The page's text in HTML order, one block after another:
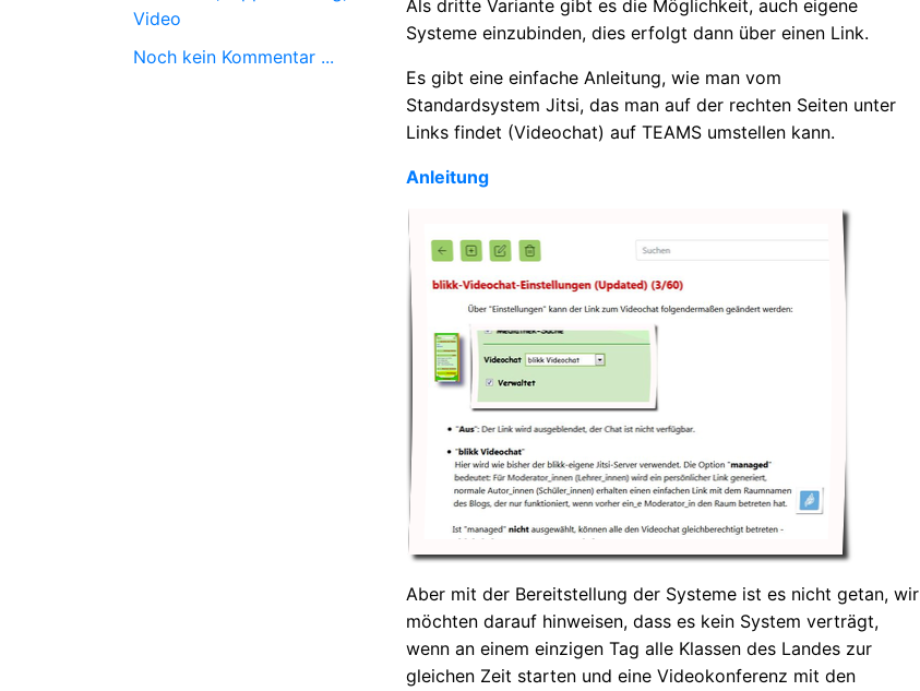
Als dritte Variante gibt es die Möglichkeit, auch eigene
Systeme einzubinden, dies erfolgt dann über einen Link.
Es gibt eine einfache Anleitung, wie man vom
Standardsystem Jitsi, das man auf der rechten Seiten unter
Links findet (Videochat) auf TEAMS umstellen kann.
Anleitung
Aber mit der Bereitstellung der Systeme ist es nicht getan, wir
möchten darauf hinweisen, dass es kein System verträgt,
wenn an einem einzigen Tag alle Klassen des Landes zur
gleichen Zeit starten und eine Videokonferenz mit den
Video
Noch kein Kommentar ...